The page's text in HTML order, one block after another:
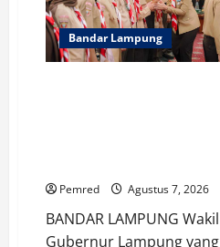
Bandar Lampung
Pemred Agustus 7, 2026
BANDAR LAMPUNG Wakil
Gubernur Lampung yang